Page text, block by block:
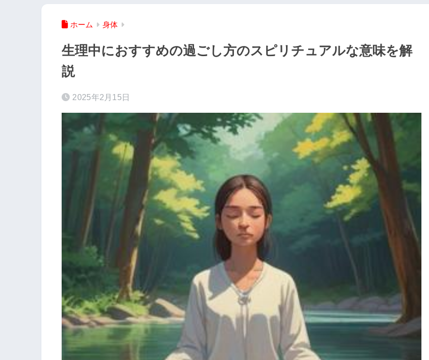
ホーム 身体
生理中におすすめの過ごし方のスピリチュアルな意味を解
説
2025年2月15日